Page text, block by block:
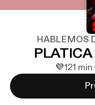
HABLEMOS
PLATICA
💜121